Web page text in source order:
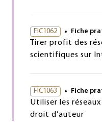
FIC1062 Fiche
Tirer profit des
scientifiques sur
FIC1063 Fiche
Utiliser les
droit d’auteur